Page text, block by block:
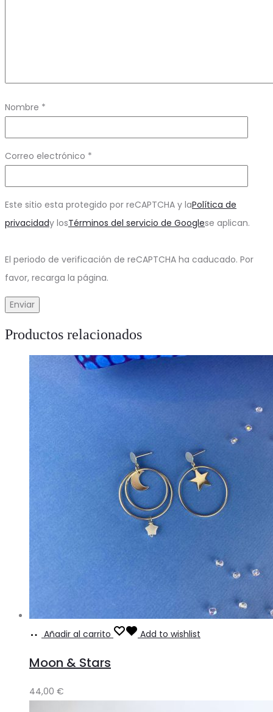
Nombre *
Correo electrónico *
Este sitio esta protegido por reCAPTCHA y laPolítica de
privacidady losTérminos del servicio de Googlese aplican.
El periodo de verificación de reCAPTCHA ha caducado. Por
favor, recarga la página.
Productos relacionados
Añadir al carrito Add to wishlist
Moon & Stars
44,00 €